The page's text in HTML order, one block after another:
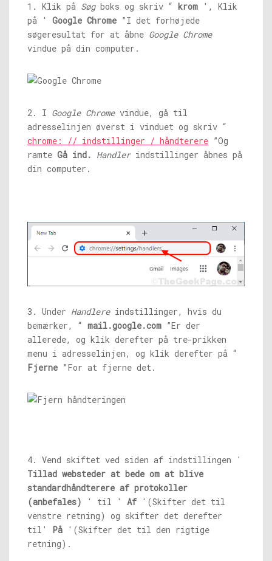
1. Klik på Søgboks og skriv “ krom ', Klik
på ' Google Chrome ”I det forhøjede
søgeresultat for at åbne Google Chrome
vindue på din computer.
2. I Google Chromevindue, gå til
adresselinjen øverst i vinduet og skriv “
chrome: // indstillinger / håndterere ”Og
ramte Gå ind. Handlerindstillinger åbnes på
din computer.
3. Under Handlereindstillinger, hvis du
bemærker, “ mail.google.com ”Er der
allerede, og klik derefter på tre-prikken
menu i adresselinjen, og klik derefter på “
Fjerne ”For at fjerne det.
4. Vend skiftet ved siden af ​​indstillingen '
Tillad websteder at bede om at blive
standardhåndterere af protokoller
(anbefales)
' til ' Af '(Skifter det til
venstre retning) og skifter det derefter
til'
På '(Skifter det til den rigtige
retning).